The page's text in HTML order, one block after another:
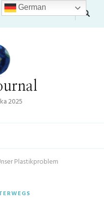
2025
Plastikproblem
German